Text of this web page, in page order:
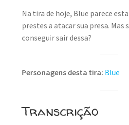
CARRINHO
Search
for:
Na tira de hoje, Blue parece
prestes a atacar sua presa. Mas
conseguir sair dessa?
Personagens desta tira: Blue
Transcrição